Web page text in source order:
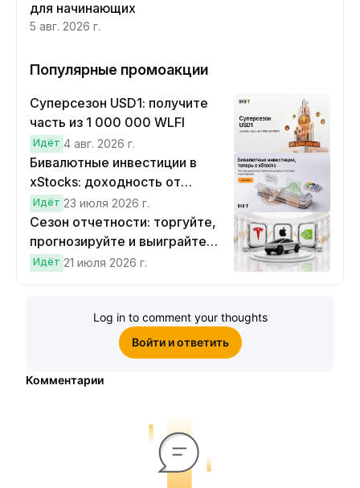
для начинающих
5 авг. 2026 г.
Популярные промоакции
Суперсезон USD1: получите
часть из 1 000 000 WLFI
Идёт 4 авг. 2026 г.
Бивалютные инвестиции в
xStocks: доходность от
прогнозов
Идёт 23 июля 2026 г.
Сезон отчетности: торгуйте,
прогнозируйте и выиграйте
Cybertruck!
Идёт 21 июля 2026 г.
Log in to comment your thoughts
Войти и ответить
Комментарии